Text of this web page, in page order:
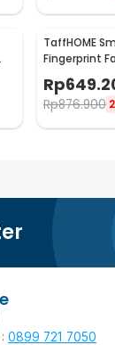
TaffHOME
Fingerprint
Recognition
- CS18
Rp
Rp876.900
0899 721 7050